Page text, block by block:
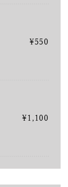
¥550
¥1,100